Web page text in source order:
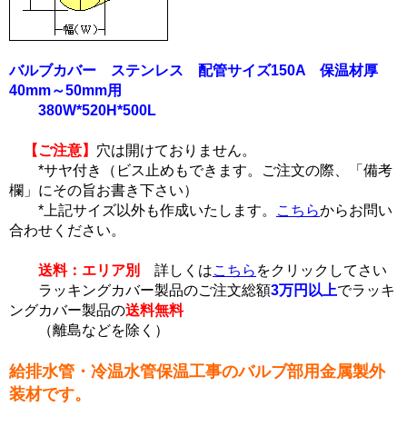
バルブカバー ステンレス 配管サイズ150A 保温材厚
40mm～50mm用
380W*520H*500L
【ご注意】 穴は開けておりません。
*サヤ付き（ビス止めもできます。ご注文の際、「備考
欄」にその旨お書き下さい）
*上記サイズ以外も作成いたします。
こちらからお問い
合わせください。
送料：エリア別 詳しくはこちら をクリックしてさい
ラッキングカバー製品のご注文総額3万円以上でラッキ
ングカバー製品の送料無料
（離島などを除く）
給排水管・冷温水管保温工事のバルブ部用金属製外
装材です。